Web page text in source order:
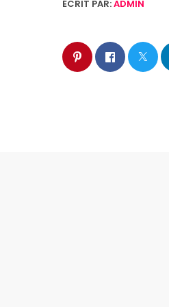
ÉCRIT PAR:ADMIN